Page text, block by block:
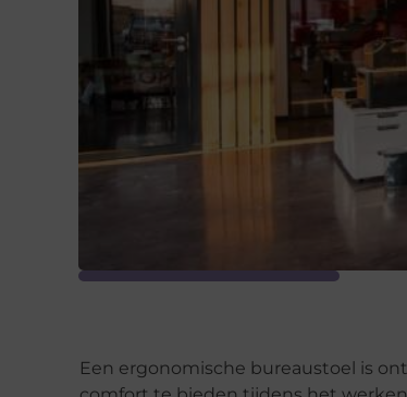
Een ergonomische bureaustoel is